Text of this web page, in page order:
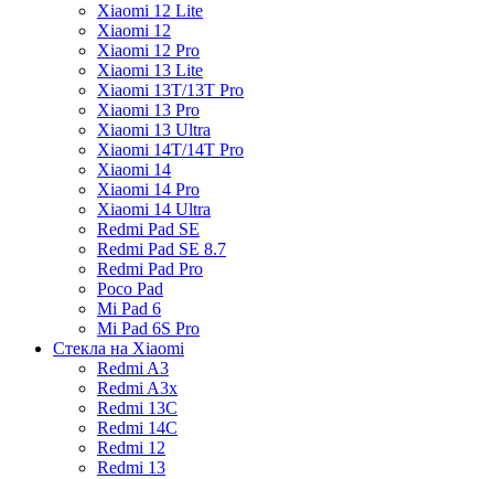
Xiaomi 12 Lite
Xiaomi 12
Xiaomi 12 Pro
Xiaomi 13 Lite
Xiaomi 13T/13T Pro
Xiaomi 13 Pro
Xiaomi 13 Ultra
Xiaomi 14T/14T Pro
Xiaomi 14
Xiaomi 14 Pro
Xiaomi 14 Ultra
Redmi Pad SE
Redmi Pad SE 8.7
Redmi Pad Pro
Poco Pad
Mi Pad 6
Mi Pad 6S Pro
Стекла на Xiaomi
Redmi A3
Redmi A3x
Redmi 13C
Redmi 14C
Redmi 12
Redmi 13